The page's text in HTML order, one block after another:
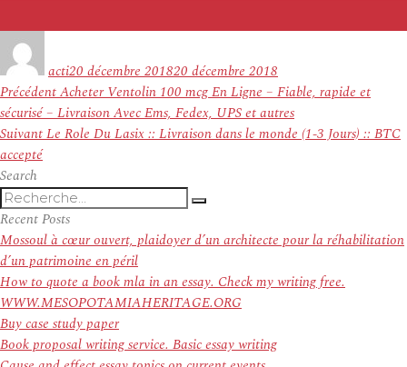
actile
20 décembre 201820 décembre 2018
Navigation
de
l’article
PrécédentArticle
précédent :
Acheter Ventolin 100 mcg En Ligne – Fiable, rapide et
sécurisé – Livraison Avec Ems, Fedex, UPS et autres
SuivantArticle
Le Role Du Lasix :: Livraison dans le monde (1-3 Jours) :: BTC
accepté
Search
Recherche
pour
:
Recherche
Recent Posts
Mossoul à cœur ouvert, plaidoyer d’un architecte pour la réhabilitation
d’un patrimoine en péril
How to quote a book mla in an essay. Check my writing free.
WWW.MESOPOTAMIAHERITAGE.ORG
Buy case study paper
Book proposal writing service. Basic essay writing